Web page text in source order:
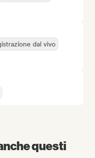
dal vivo
questi